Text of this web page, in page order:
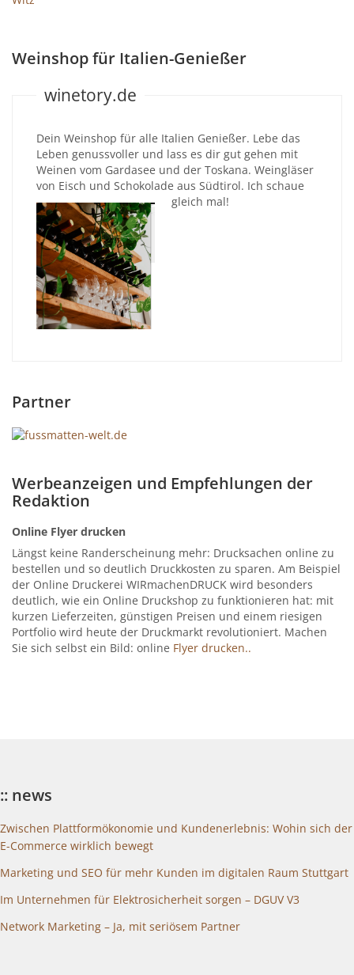
Weinshop für Italien-Genießer
winetory.de
Dein Weinshop für alle Italien Genießer. Lebe das
Leben genussvoller und lass es dir gut gehen mit
Weinen vom Gardasee und der Toskana. Weingläser
von Eisch und Schokolade aus Südtirol. Ich schaue
gleich mal!
Partner
Werbeanzeigen und Empfehlungen der
Redaktion
Online Flyer drucken
Längst keine Randerscheinung mehr: Drucksachen online zu
bestellen und so deutlich Druckkosten zu sparen. Am Beispiel
der Online Druckerei WIRmachenDRUCK wird besonders
deutlich, wie ein Online Druckshop zu funktionieren hat: mit
kurzen Lieferzeiten, günstigen Preisen und einem riesigen
Portfolio wird heute der Druckmarkt revolutioniert. Machen
Sie sich selbst ein Bild: online Flyer drucken..
:: news
Zwischen Plattformökonomie und Kundenerlebnis: Wohin sich der
E-Commerce wirklich bewegt
Marketing und SEO für mehr Kunden im digitalen Raum Stuttgart
Im Unternehmen für Elektrosicherheit sorgen – DGUV V3
Network Marketing – Ja, mit seriösem Partner